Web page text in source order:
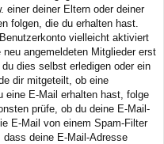
deiner Eltern oder deiner
folgen, die du erhalten hast.
vielleicht aktiviert
angemeldeten Mitglieder erst
dies selbst erledigen oder ein
dir mitgeteilt, ob eine
eine E-Mail erhalten hast, folge
prüfe, ob du deine E-Mail-
E-Mail von einem Spam-Filter
deine E-Mail-Adresse